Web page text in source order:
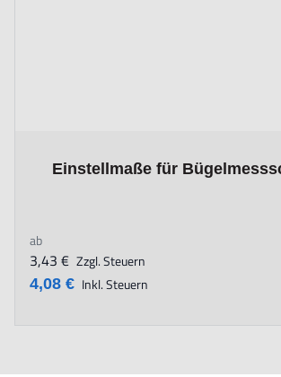
Einstellmaße für
The price depends on the options chosen
ab
4,08 € Inkl. Steuern
3,43 € Zzgl. Steuern